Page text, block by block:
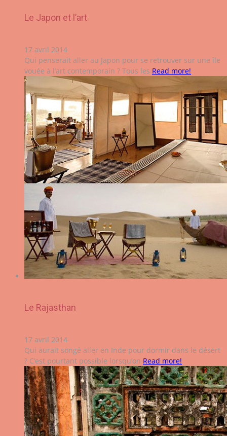
Le Japon et l’art
17 avril 2014
Qui penserait aller au Japon pour se retrouver sur une île
vouée à l’art contemporain ? Tous les Read more!
Le Rajasthan
17 avril 2014
Qui aurait songé aller en Inde pour dormir dans le désert
? C’est pourtant possible lorsqu’on Read more!